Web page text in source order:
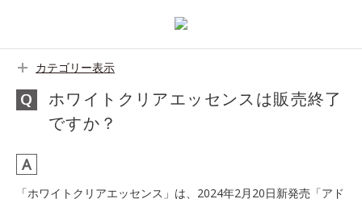
カテゴリー表示
ホワイトクリアエッセンスは販売終了
ですか？
「ホワイトクリアエッセンス」は、2024年2月20日新発売「アド